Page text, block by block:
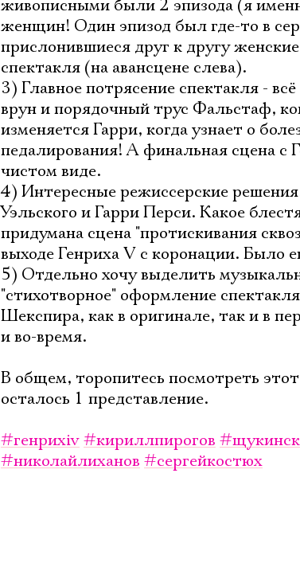
живописными были 2 эпизода (я
женщин! Один эпизод был где-то в
прислонившиеся друг к другу
спектакля (на авансцене слева).
3) Главное потрясение спектакля -
врун и порядочный трус Фальстаф,
изменяется Гарри, когда узнает о
педалирования! А финальная сцена
чистом виде.
4) Интересные режиссерские
Уэльского и Гарри Перси. Какое
придумана сцена "протискивания
выходе Генриха V с коронации. Было
5) Отдельно хочу выделить
"стихотворное" оформление
Шекспира, как в оригинале, так и в
и во-время.
В общем, торопитесь посмотреть
осталось 1 представление.
#генрихiv#кириллпирогов
#николайлиханов #сергейкостюх